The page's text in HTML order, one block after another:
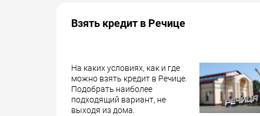
Взять кредит в Речице
На каких условиях, как и где
можно взять кредит в Речице.
Подобрать наиболее
подходящий вариант, не
выходя из дома.